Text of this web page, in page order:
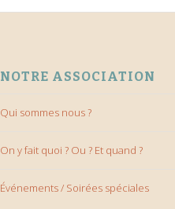
NOTRE ASSOCIATION
Qui sommes nous ?
On y fait quoi ? Ou ? Et quand ?
Événements / Soirées spéciales